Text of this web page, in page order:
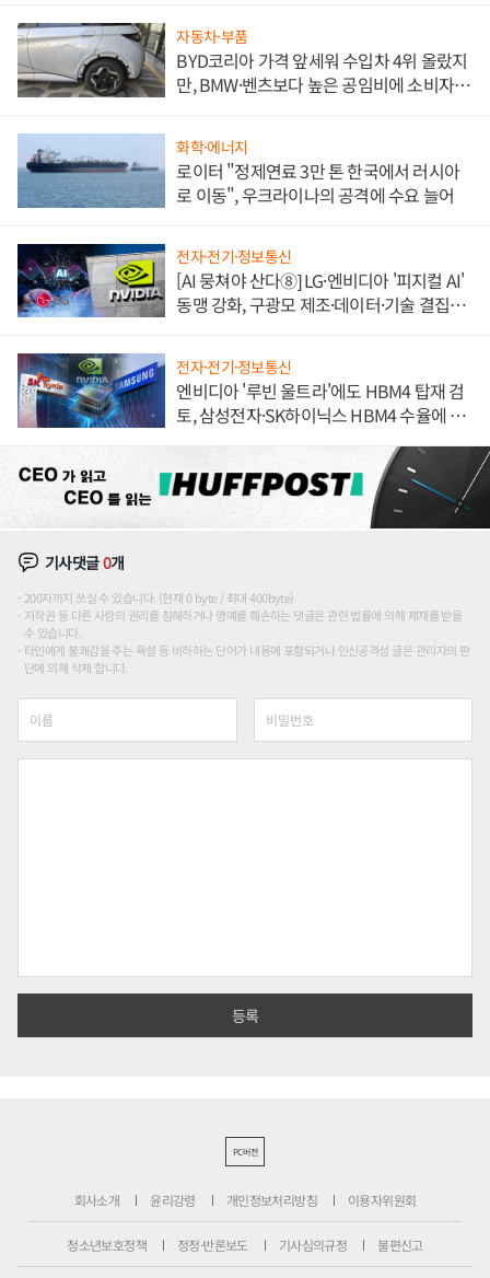
자동차·부품
BYD코리아 가격 앞세워 수입차 4위 올랐지
만, BMW·벤츠보다 높은 공임비에 소비자
화학·에너지
로이터 "정제연료 3만 톤 한국에서 러시아
로 이동", 우크라이나의 공격에 수요 늘어
전자·전기·정보통신
[AI 뭉쳐야 산다⑧] LG·엔비디아 '피지컬 AI'
동맹 강화, 구광모 제조·데이터·기술 결집
전자·전기·정보통신
엔비디아 '루빈 울트라'에도 HBM4 탑재 검
토, 삼성전자·SK하이닉스 HBM4 수율에 주
기사댓글0개
200자까지 쓰실 수 있습니다. (현재 0 byte / 최대 400byte)
저작권 등 다른 사람의 권리를 침해하거나 명예를 훼손하는 댓글은 관련 법률에 의해 제재를 받을
수 있습니다.
타인에게 불쾌감을 주는 욕설 등 비하하는 단어가 내용에 포함되거나 인신공격성 글은 관리자의 판
단에 의해 삭제 합니다.
PC버전
회사소개 윤리강령 개인정보처리방침 이용자위원회
청소년보호정책 정정·반론보도 기사심의규정 불편신고